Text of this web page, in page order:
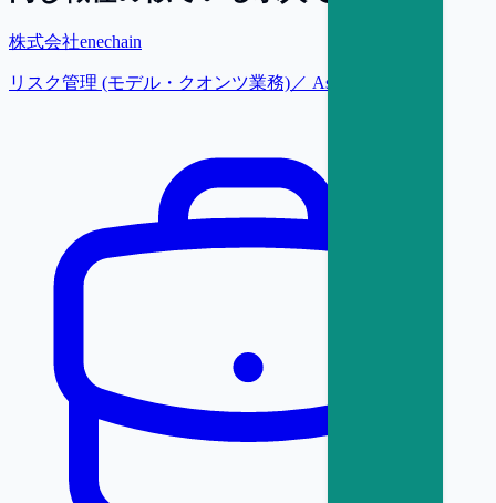
株式会社enechain
リスク管理 (モデル・クオンツ業務)／ Assistant Manager